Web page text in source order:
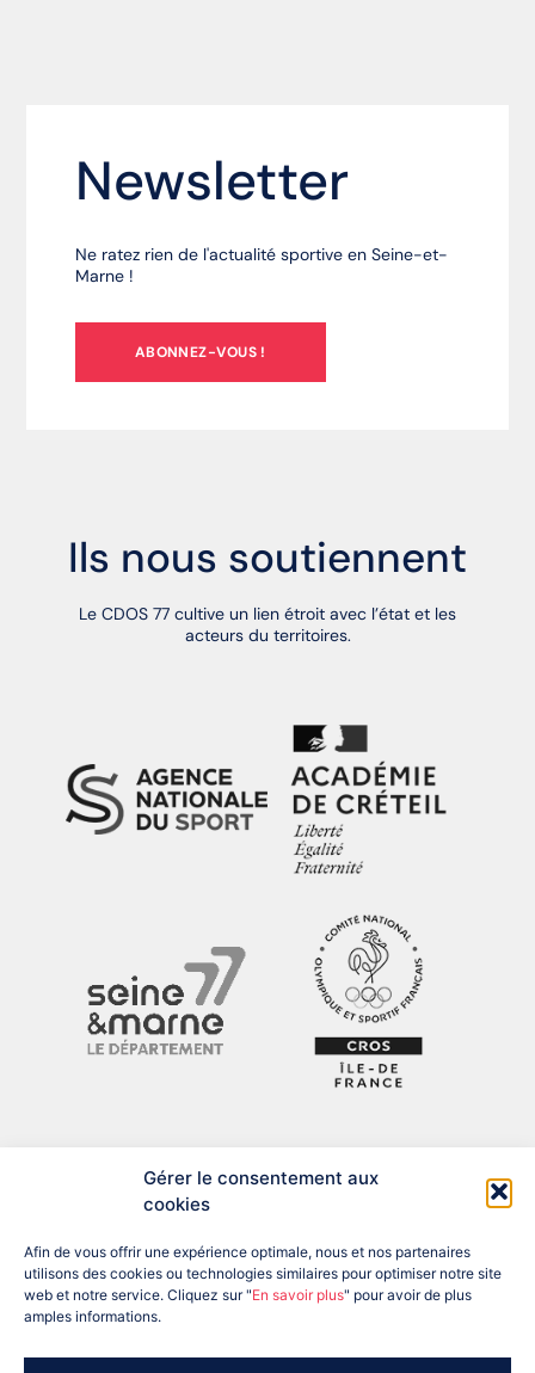
Gérer le consentement aux
cookies
Afin de vous offrir une expérience optimale, nous et nos partenaires
utilisons des cookies ou technologies similaires pour optimiser notre site
web et notre service. Cliquez sur "En savoir plus" pour avoir de plus
amples informations.
Newsletter
Ne ratez rien de l'actualité sportive en Seine-et-
Marne !
ABONNEZ-VOUS !
Ils nous soutiennent
Le CDOS 77 cultive un lien étroit avec l’état et les
acteurs du territoires.
ADRESSE : 12 BIS RUE DU PRÉSIDENT DESPATYS, 77007 MELUN
TÉL : 01 60 56 04 57